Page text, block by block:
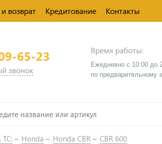
возврат Кредитование Контакты
65-23
звонок
Время работы:
Ежедневно с 10:00 до
​по предварительному
Honda Honda CBR CBR 600